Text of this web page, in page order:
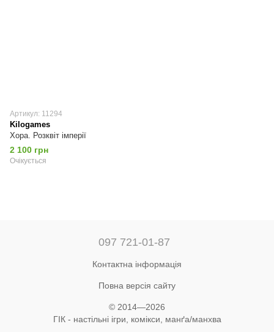
Артикул: 11294
Kilogames
Хора. Розквіт імперії
2 100 грн
Очікується
097 721-01-87
Контактна інформація
Повна версія сайту
© 2014—2026
ГІК - настільні ігри, комікси, манґа/манхва